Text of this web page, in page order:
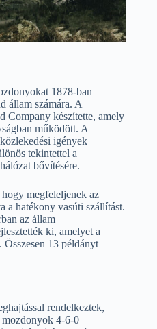
1878-ban
állam számára. A
Company készítette, amely
működött. A
igények
tekintettel a
bővítésére.
megfeleljenek az
a hatékony vasúti szállítást.
az állam
ki, amelyet a
13 példányt
rendelkeztek,
4-6-0